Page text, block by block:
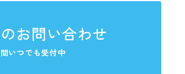
お問い合わせ
いつでも受付中